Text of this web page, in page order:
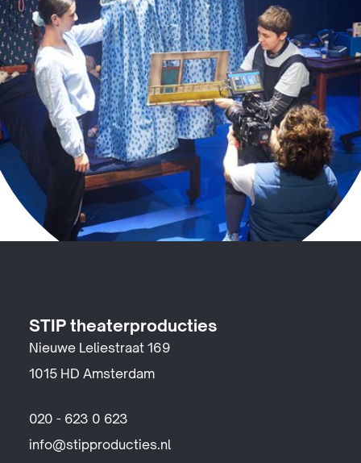
STIP theaterproducties
Nieuwe Leliestraat 169
1015 HD Amsterdam
020 - 623 0 623
info@stipproducties.nl